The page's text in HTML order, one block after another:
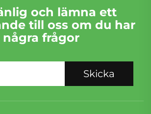
och lämna ett
till oss om du har
några frågor
Skicka